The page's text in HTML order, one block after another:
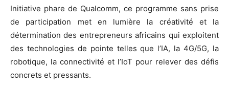
Initiative phare de Qualcomm, ce programme sans prise
de participation met en lumière la créativité et la
détermination des entrepreneurs africains qui exploitent
des technologies de pointe telles que l’IA, la 4G/5G, la
robotique, la connectivité et l’IoT pour relever des défis
concrets et pressants.